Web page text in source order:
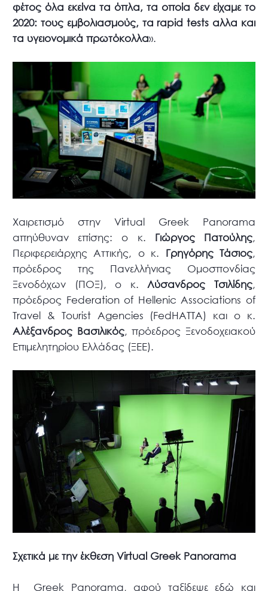
φέτος όλα εκείνα τα όπλα, τα οποία δεν είχαμε το
2020: τους εμβολιασμούς, ταrapid tests αλλα και
τα υγειονομικά πρωτόκολλα».
Χαιρετισμό στην Virtual Greek Panorama
απηύθυναν επίσης: ο κ. Γιώργος Πατούλης,
Περιφερειάρχης Αττικής, ο κ. Γρηγόρης Τάσιος,
πρόεδρος της Πανελλήνιας Ομοσπονδίας
Ξενοδόχων (ΠΟΞ), ο κ. Λύσανδρος Τσιλίδης,
πρόεδρος Federation of Hellenic Associations of
Travel & Tourist Agencies (FedHATTA) και ο κ.
Αλέξανδρος Βασιλικός, πρόεδρος Ξενοδοχειακού
Επιμελητηρίου Ελλάδας (ΞΕΕ).
Σχετικά με την έκθεσηVirtual Greek Panorama
Η Greek Panorama, αφού ταξίδεψε εδώ και